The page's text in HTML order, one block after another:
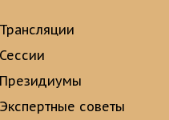
Трансляции
Сессии
Президиумы
Экспертные советы